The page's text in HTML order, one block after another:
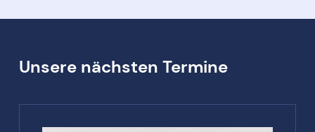
Unsere nächsten Termine